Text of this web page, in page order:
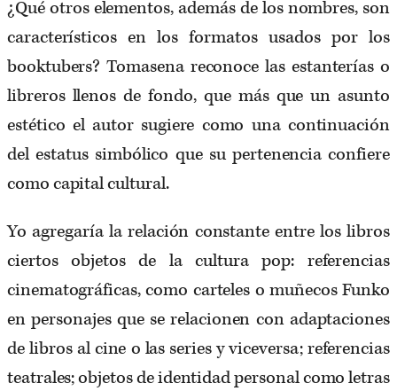
¿Qué otros elementos, además de los nombres, son
característicos en los formatos usados por los
booktubers? Tomasena reconoce las estanterías o
libreros llenos de fondo, que más que un asunto
estético el autor sugiere como una continuación
del estatus simbólico que su pertenencia confiere
como capital cultural.
Yo agregaría la relación constante entre los libros
ciertos objetos de la cultura pop: referencias
cinematográficas, como carteles o muñecos Funko
en personajes que se relacionen con adaptaciones
de libros al cine o las series y viceversa; referencias
teatrales; objetos de identidad personal como letras